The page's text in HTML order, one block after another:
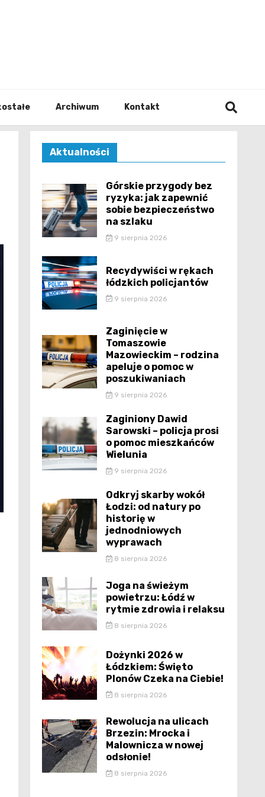
Archiwum Kontakt
Aktualności
Górskie przygody bez
ryzyka: jak zapewnić
sobie bezpieczeństwo
na szlaku
9 sierpnia 2026
Recydywiści w rękach
łódzkich policjantów
9 sierpnia 2026
Zaginięcie w
Tomaszowie
Mazowieckim – rodzina
apeluje o pomoc w
poszukiwaniach
9 sierpnia 2026
Zaginiony Dawid
Sarowski – policja prosi
o pomoc mieszkańców
Wielunia
9 sierpnia 2026
Odkryj skarby wokół
Łodzi: od natury po
historię w
jednodniowych
wyprawach
8 sierpnia 2026
Joga na świeżym
powietrzu: Łódź w
rytmie zdrowia i relaksu
8 sierpnia 2026
Dożynki 2026 w
Łódzkiem: Święto
Plonów Czeka na Ciebie!
8 sierpnia 2026
Rewolucja na ulicach
Brzezin: Mrocka i
Malownicza w nowej
odsłonie!
8 sierpnia 2026